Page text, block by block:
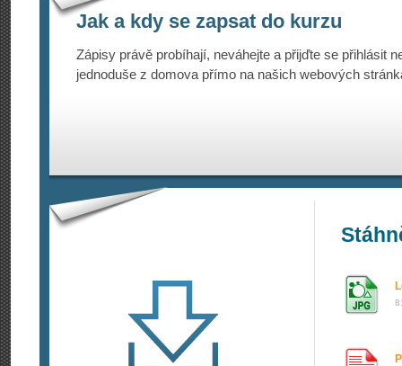
Jak a kdy se zapsat do kurzu
Zápisy právě probíhají, neváhejte a přijďte se přihlásit
jednoduše z domova přímo na našich webových